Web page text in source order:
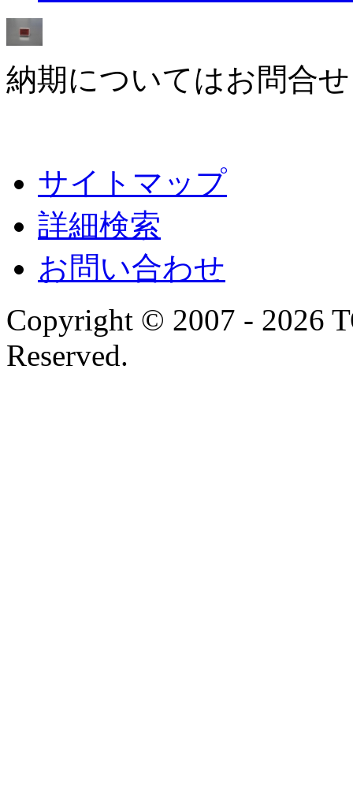
納期についてはお問合
サイトマップ
詳細検索
お問い合わせ
Copyright © 2007 - 2026
Reserved.